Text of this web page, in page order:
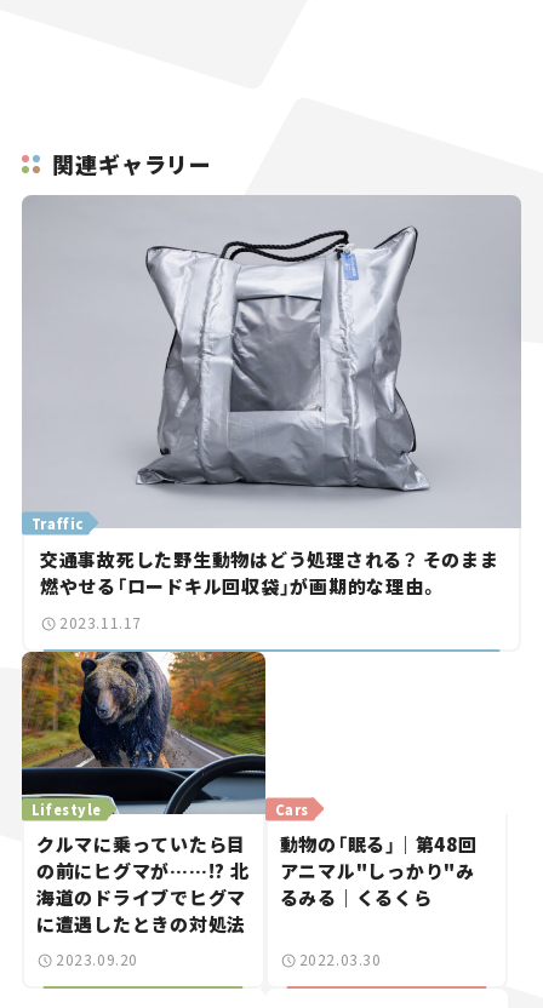
関連ギャラリー
Traffic
交通事故死した野生動物はどう処理される？ そのまま
燃やせる「ロードキル回収袋」が画期的な理由。
2023.11.17
Lifestyle
クルマに乗っていたら目
の前にヒグマが……!? 北
海道のドライブでヒグマ
に遭遇したときの対処法
2023.09.20
Cars
動物の「眠る」｜第48回
アニマル"しっかり"み
るみる｜くるくら
2022.03.30